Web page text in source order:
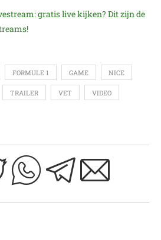
gratis live kijken? Dit zijn de
FORMULE 1 GAME NICE
TRAILER VET VIDEO